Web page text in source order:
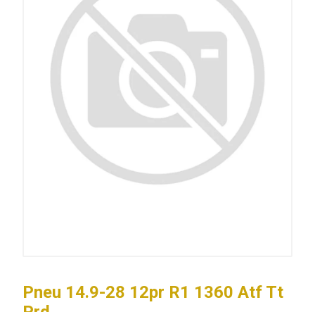
Pneu 14.9-28 12pr R1 1360 Atf Tt